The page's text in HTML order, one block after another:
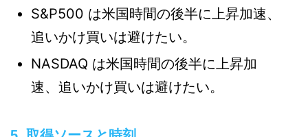
S&P500 は米国時間の後半に上昇加速、
追いかけ買いは避けたい。
NASDAQ は米国時間の後半に上昇加
速、追いかけ買いは避けたい。